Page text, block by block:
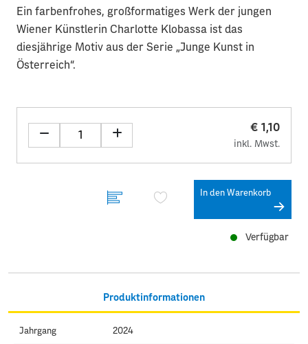
Ein farbenfrohes, großformatiges Werk der jungen
Wiener Künstlerin Charlotte Klobassa ist das
diesjährige Motiv aus der Serie „Junge Kunst in
Österreich“.
€ 1,10
inkl. Mwst.
In den Warenkorb
Verfügbar
Produktinformationen
Jahrgang 2024